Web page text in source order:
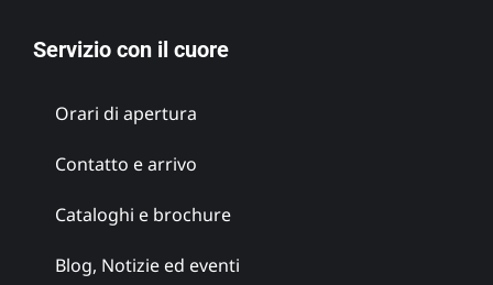
Servizio con il cuore
Orari di apertura
Contatto e arrivo
Cataloghi e brochure
Blog, Notizie ed eventi